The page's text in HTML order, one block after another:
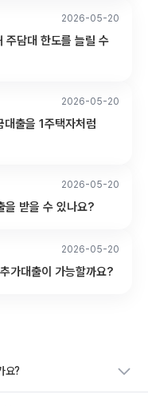
2026-05-20
주담대 한도를 늘릴 수
2026-05-20
출을 1주택자처럼
2026-05-20
을 받을 수 있나요?
2026-05-20
가대출이 가능할까요?
요?